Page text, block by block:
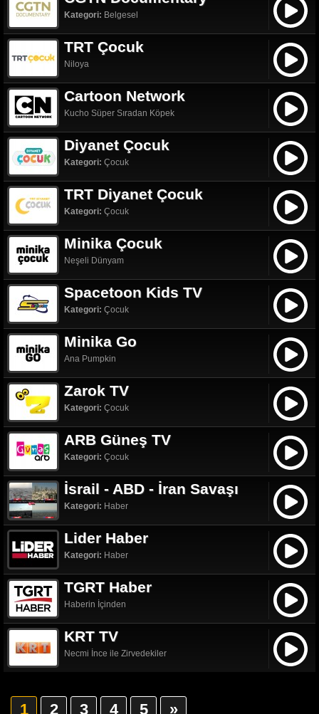
Kategori: Belgesel
TRT Çocuk
Niloya
Cartoon Network
Kucho Süper Sıradan Köpek
Diyanet Çocuk
Kategori: Çocuk
TRT Diyanet Çocuk
Kategori: Çocuk
Minika Çocuk
Neşeli Dünyam
Spacetoon Kids TV
Kategori: Çocuk
Minika Go
Ana Pumpkin
Zarok TV
Kategori: Çocuk
ARB Güneş TV
Kategori: Çocuk
İsrail - ABD - İran Savaşı
Kategori: Haber
Lider Haber
Kategori: Haber
TGRT Haber
Haberin İçinden
KRT TV
Necmi İnce ile Zirvedekiler
1 2 3 4 5 »